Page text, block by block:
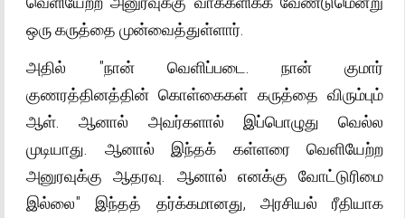
ஒரு கருத்தை முன்வைத்துள்ளார்.
அதில் "நான் வெளிப்படை. நான் குமார்
குணரத்தினத்தின் கொள்கைகள் கருத்தை விரும்பும்
ஆள். ஆனால் அவர்களால் இப்பொழுது வெல்ல
முடியாது. ஆனால் இந்தக் கள்ளரை வெளியேற்ற
அனுரவுக்கு ஆதரவு. ஆனால் எனக்கு வோட்டுரிமை
இல்லை" இந்தத் தர்க்கமானது, அரசியல் ரீதியாக